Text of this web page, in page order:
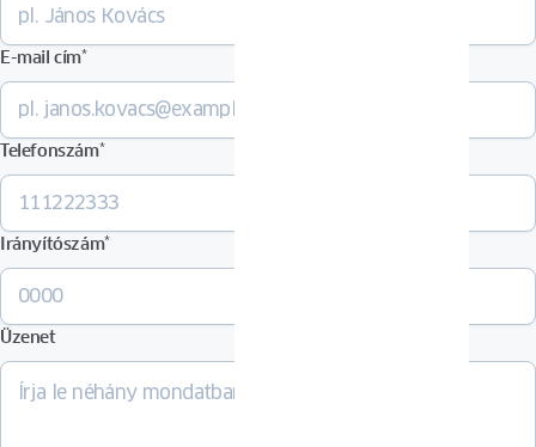
E-mail cím*
Telefonszám*
Irányítószám*
Üzenet